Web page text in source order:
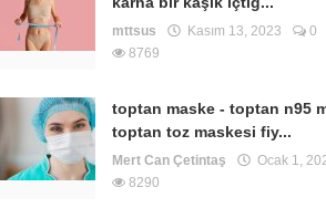
mttsus Kasım 13, 2023
0
8769
toptan maske - toptan n95
toptan toz maskesi fiy...
Mert Can Çetintaş Ocak 1,
8290